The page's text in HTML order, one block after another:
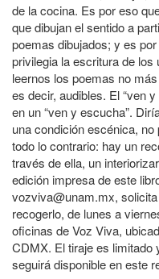
de la cocina. Es por eso
que dibujan el sentido a
poemas dibujados; y es
privilegia la escritura de
leernos los poemas no
es decir, audibles. El “ven
en un “ven y escucha”.
una condición escénica,
todo lo contrario: hay un
través de ella, un
edición impresa de este
vozviva@unam.mx,
recogerlo, de lunes a
oficinas de Voz Viva,
CDMX. El tiraje es limitado
seguirá disponible en este